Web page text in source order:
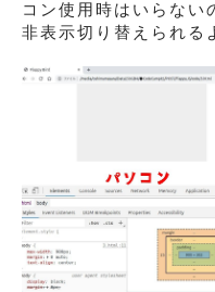
コン使用時はいらない
非表示切り替えられる